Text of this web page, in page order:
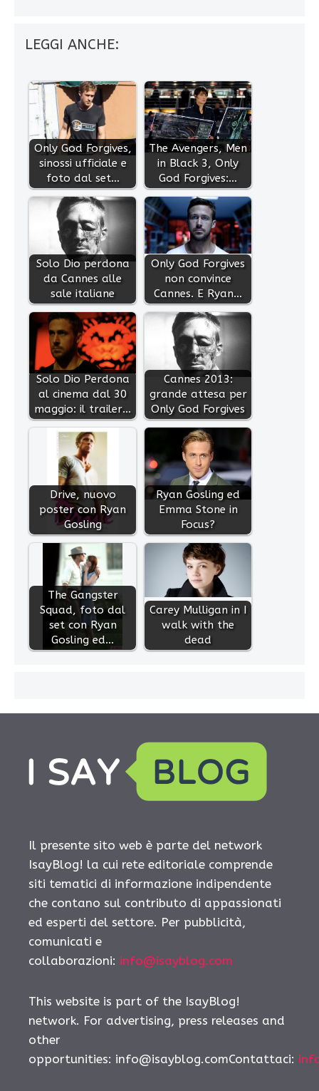
LEGGI ANCHE:
Only God Forgives,
sinossi ufficiale e
foto dal set…
The Avengers, Men
in Black 3, Only
God Forgives:…
Solo Dio perdona
da Cannes alle
sale italiane
Only God Forgives
non convince
Cannes. E Ryan…
Solo Dio Perdona
al cinema dal 30
maggio: il trailer…
Cannes 2013:
grande attesa per
Only God Forgives
Drive, nuovo
poster con Ryan
Gosling
Ryan Gosling ed
Emma Stone in
Focus?
The Gangster
Squad, foto dal
set con Ryan
Gosling ed…
Carey Mulligan in I
walk with the
dead
Il presente sito web è parte del network
IsayBlog! la cui rete editoriale comprende
siti tematici di informazione indipendente
che contano sul contributo di appassionati
ed esperti del settore. Per pubblicità,
comunicati e
collaborazioni: info@isayblog.com
This website is part of the IsayBlog!
network. For advertising, press releases and
other
opportunities: info@isayblog.comContattaci: